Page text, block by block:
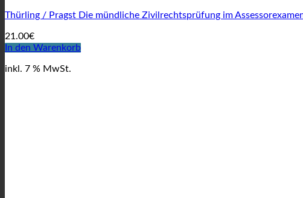
Thürling / Pragst Die mündliche Zivilrechtsprüfung im
21.00€
In den Warenkorb
inkl. 7 % MwSt.